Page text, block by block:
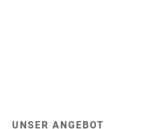
UNSER ANGEBOT